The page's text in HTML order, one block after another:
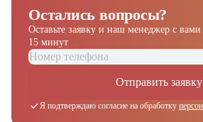
Остались вопросы?
Оставьте заявку и наш менеджер с вами
15 минут
Отправить заявку
Я подтверждаю согласие на обработку